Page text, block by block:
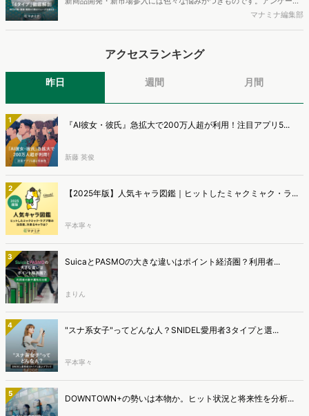
調査を実施しても、購買実態が不透明、新商品の受容性も判断しきれ
ようにして市場理解をしていけるのか、現状の既発商品のセグメント
す。新商品開発関連担当者様・マーケティング担当者様向け必見のレ
ウンロードできます。
マナミナ編集部
アクセスランキング
昨日 週間 月間
1 『AI彼女・彼氏』急拡大で200万人超が利用！注目アプリ5...
新藤 英俊
2 【2025年版】人気キャラ図鑑｜ヒットしたミャクミャク・ラ...
平本寧々
3 SuicaとPASMOの大きな違いはポイント経済圏？利用者...
まりん
4 "スナ系女子"ってどんな人？SNIDEL愛用者3タイプと選...
平本寧々
5 DOWNTOWN+の勢いは本物か。ヒット状況と将来性を分析...